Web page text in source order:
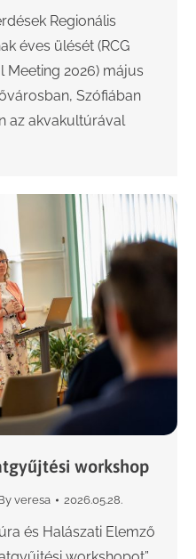
Regionális
éves ülését (RCG
Meeting 2026) május
Szófiában
az akvakultúrával
workshop
veresa 2026.05.28.
és Halászati Elemző